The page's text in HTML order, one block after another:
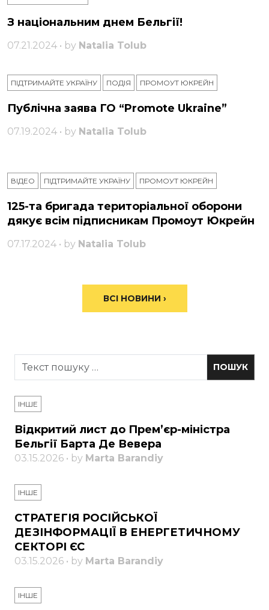
З національним днем ​​Бельгії!
07.21.2024 • by Natalia Tolub
ПІДТРИМАЙТЕ УКРАЇНУ ПОДІЯ ПРОМОУТ ЮКРЕЙН
Публічна заява ГО “Promote Ukraine”
07.19.2024 • by Natalia Tolub
ВІДЕО ПІДТРИМАЙТЕ УКРАЇНУ ПРОМОУТ ЮКРЕЙН
125-та бригада територіальної оборони
дякує всім підписникам Промоут Юкрейн
07.17.2024 • by Natalia Tolub
ВСІ НОВИНИ ›
ІНШЕ
Відкритий лист до Прем’єр-міністра
Бельгії Барта Де Вевера
03.15.2026 • by Marta Barandiy
ІНШЕ
СТРАТЕГІЯ РОСІЙСЬКОЇ
ДЕЗІНФОРМАЦІЇ В ЕНЕРГЕТИЧНОМУ
СЕКТОРІ ЄС
03.15.2026 • by Marta Barandiy
ІНШЕ